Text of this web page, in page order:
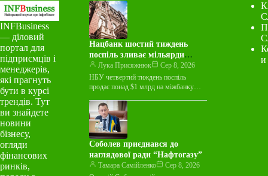
INFBusiness
— діловий
портал для
підприємців і
менеджерів,
які прагнуть
бути в курсі
трендів. Тут
ви знайдете
новини
бізнесу,
огляди
фінансових
ринків,
Нацбанк шостий тиждень
поспіль зливає мільярди
валюти на міжбанку
Лука Присяжнюк
Сер 8, 2026
НБУ четвертий тиждень поспіль
продає понад $1 млрд на міжбанку
тижня з 3 по 7 серпня…
Соболев приєднався до
наглядової ради “Нафтогазу”
Тамара Самійленко
Сер 8, 2026
и